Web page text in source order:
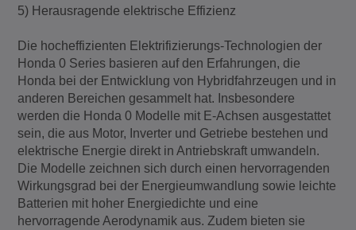
5) Herausragende elektrische Effizienz
Die hocheffizienten Elektrifizierungs-Technologien der
Honda 0 Series basieren auf den Erfahrungen, die
Honda bei der Entwicklung von Hybridfahrzeugen und in
anderen Bereichen gesammelt hat. Insbesondere
werden die Honda 0 Modelle mit E-Achsen ausgestattet
sein, die aus Motor, Inverter und Getriebe bestehen und
elektrische Energie direkt in Antriebskraft umwandeln.
Die Modelle zeichnen sich durch einen hervorragenden
Wirkungsgrad bei der Energieumwandlung sowie leichte
Batterien mit hoher Energiedichte und eine
hervorragende Aerodynamik aus. Zudem bieten sie